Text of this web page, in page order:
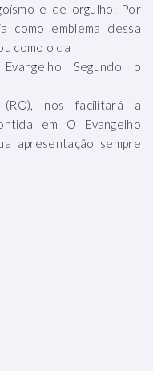
e de orgulho. Por
como emblema dessa
como o da
Evangelho Segundo o
nos facilitará a
em O Evangelho
apresentação sempre